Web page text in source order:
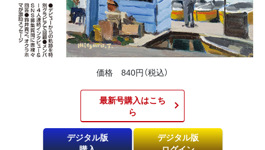
価格 840円（税込）
最新号購入はこち
ら​
デジタル版
デジタル版